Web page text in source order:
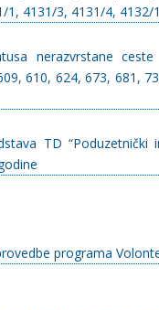
1, 4131/3, 4131/4,
nerazvrstane
610, 624, 673, 681,
TD
programa